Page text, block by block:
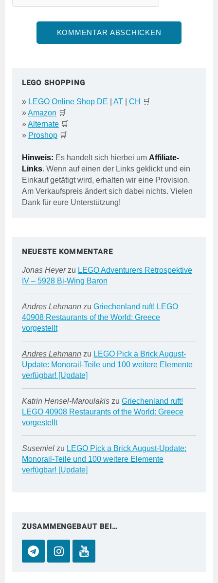
LEGO SHOPPING
» LEGO Online Shop DE AT CH 🛒
»Amazon 🛒
»Alternate 🛒
» Proshop 🛒
Hinweis: Es handelt sich hierbei um Affiliate-
Links. Wenn auf einen der Links geklickt und ein
Einkauf getätigt wird, erhalten wir eine Provision.
Am Verkaufspreis ändert sich dabei nichts. Vielen
Dank für eure Unterstützung!
NEUESTE KOMMENTARE
Jonas Heyerzu LEGO Adventurers Retrospektive
IV – 5928 Bi-Wing Baron
Andres Lehmann zu Griechenland ruft! LEGO
40908 Restaurants of the World: Greece
vorgestellt
Andres Lehmann zu LEGO Pick a Brick August-
Update: Monorail-Teile und 100 weitere Elemente
verfügbar! [Update]
Katrin Hensel-Maroulakis zu Griechenland ruft!
LEGO 40908 Restaurants of the World: Greece
vorgestellt
Susemiel zu LEGO Pick a Brick August-Update:
Monorail-Teile und 100 weitere Elemente
verfügbar! [Update]
ZUSAMMENGEBAUT BEI…